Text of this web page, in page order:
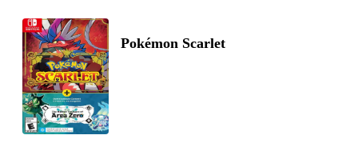
Pokémon Scarlet